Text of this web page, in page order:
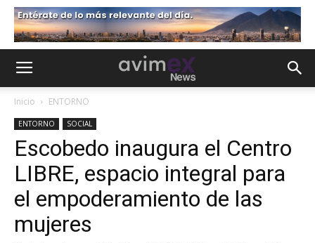
Inicio ENTORNO
ENTORNO SOCIAL
Escobedo inaugura el Centro
LIBRE, espacio integral para
el empoderamiento de las
mujeres